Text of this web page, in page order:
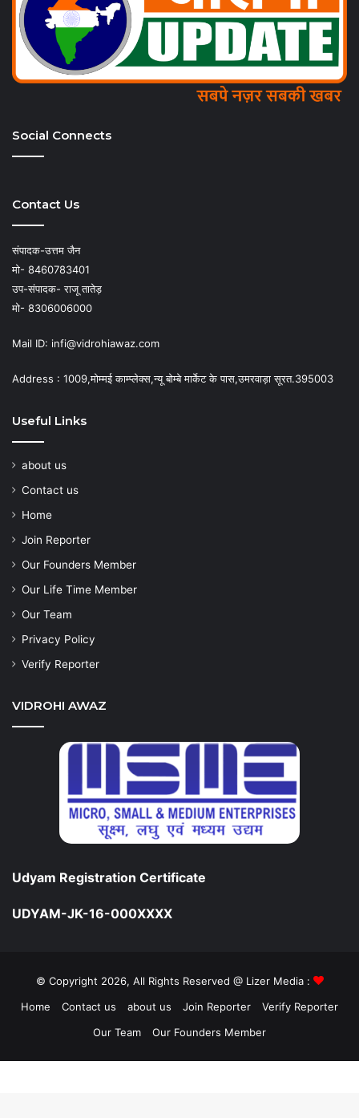
Social Connects
Contact Us
संपादक-उत्तम जैन
मो- 8460783401
उप-संपादक- राजू तातेड़
मो- 8306006000
Mail ID: infi@vidrohiawaz.com
Address : 1009,मोम्मई काम्प्लेक्स,न्यू बोम्बे मार्केट के पास,उमरवाड़ा सूरत.395003
Useful Links
about us
Contact us
Home
Join Reporter
Our Founders Member
Our Life Time Member
Our Team
Privacy Policy
Verify Reporter
VIDROHI AWAZ
Udyam Registration Certificate
UDYAM-JK-16-000XXXX
© Copyright 2026, All Rights Reserved @ Lizer Media :
Home
Contact us about us Join Reporter
Verify Reporter
Our Team
Our Founders Member